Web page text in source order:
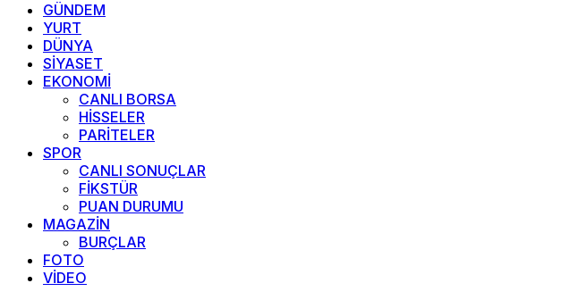
GÜNDEM
YURT
DÜNYA
SİYASET
EKONOMİ
CANLI BORSA
HİSSELER
PARİTELER
SPOR
CANLI SONUÇLAR
FİKSTÜR
PUAN DURUMU
MAGAZİN
BURÇLAR
FOTO
VİDEO